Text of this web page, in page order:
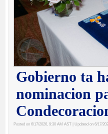
Gobierno ta
nominacion
Posted on 6/17/2026, 9:30 AM AST | Updated on 6/17/